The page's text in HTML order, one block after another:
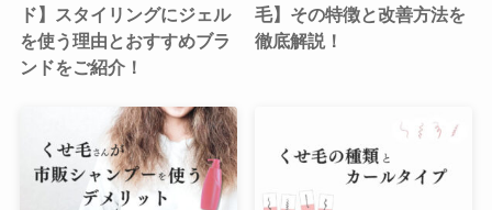
ド】スタイリングにジェル
を使う理由とおすすめブラ
ンドをご紹介！
毛】その特徴と改善方法を
徹底解説！